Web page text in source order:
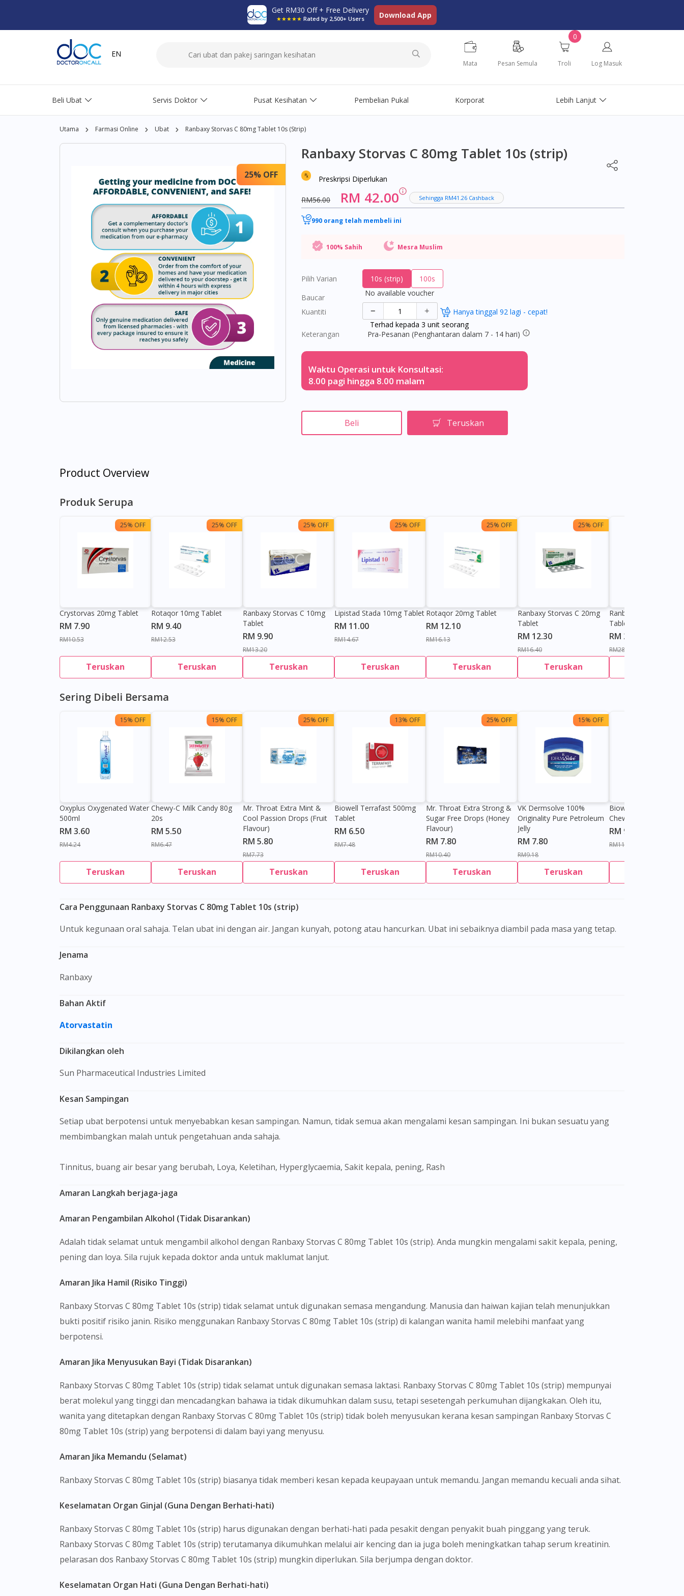
You are currently on DoctorOnCall.com.my, our Malaysian site.
DoctorOnCall Singapore
?
Get RM30 Off + Free Delivery
★★★★★ Rated by 2,500+ Users Download App
EN
Mata Pesan Semula
0
Troli Log Masuk
Beli Ubat Servis Doktor Pusat Kesihatan Pembelian Pukal Korporat Lebih Lanjut
Utama Farmasi Online Ubat Ranbaxy Storvas C 80mg Tablet 10s (strip)
25% OFF
Ranbaxy Storvas C 80mg Tablet 10s (strip)
Preskripsi Diperlukan
RM56.00 RM 42.00 Sehingga RM41.26 Cashback
990 orang telah membeli ini
100% Sahih Mesra Muslim
Pilih Varian 10s (strip)
100s
Baucar
No available voucher
Kuantiti
Hanya tinggal 92 lagi - cepat!
Terhad kepada 3 unit seorang
Keterangan
Pra-Pesanan (Penghantaran dalam 7 - 14 hari)
Waktu Operasi untuk Konsultasi:
8.00 pagi hingga 8.00 malam
Beli Teruskan
Product Overview
Produk Serupa
25% OFF
Crystorvas 20mg Tablet
RM 7.90
RM10.53
Teruskan
25% OFF
Rotaqor 10mg Tablet
RM 9.40
RM12.53
Teruskan
25% OFF
Ranbaxy Storvas C 10mg
Tablet
RM 9.90
RM13.20
Teruskan
25% OFF
Lipistad Stada 10mg Tablet
RM 11.00
RM14.67
Teruskan
25% OFF
Rotaqor 20mg Tablet
RM 12.10
RM16.13
Teruskan
25% OFF
Ranbaxy Storvas C 20mg
Tablet
RM 12.30
RM16.40
Teruskan
Ranbaxy Storvas C
Tablet
RM 21.50
RM28.67
Sering Dibeli Bersama
15% OFF
Oxyplus Oxygenated Water
500ml
RM 3.60
RM4.24
Teruskan
15% OFF
Chewy-C Milk Candy 80g
20s
RM 5.50
RM6.47
Teruskan
25% OFF
Mr. Throat Extra Mint &
Cool Passion Drops (Fruit
Flavour)
RM 5.80
RM7.73
Teruskan
13% OFF
Biowell Terrafast 500mg
Tablet
RM 6.50
RM7.48
Teruskan
25% OFF
Mr. Throat Extra Strong &
Sugar Free Drops (Honey
Flavour)
RM 7.80
RM10.40
Teruskan
15% OFF
VK Dermsolve 100%
Originality Pure Petroleum
Jelly
RM 7.80
RM9.18
Teruskan
Biowell Zeero 200mg
Chewable Tablet
RM 9.80
RM11.27
Cara Penggunaan Ranbaxy Storvas C 80mg Tablet 10s (strip)
Untuk kegunaan oral sahaja. Telan ubat ini dengan air. Jangan kunyah, potong atau hancurkan. Ubat ini sebaiknya diambil pada masa yang tetap.
Jenama
Ranbaxy
Bahan Aktif
Atorvastatin
Dikilangkan oleh
Sun Pharmaceutical Industries Limited
Kesan Sampingan
Setiap ubat berpotensi untuk menyebabkan kesan sampingan. Namun, tidak semua akan mengalami kesan sampingan. Ini bukan sesuatu yang
membimbangkan malah untuk pengetahuan anda sahaja.
Tinnitus, buang air besar yang berubah, Loya, Keletihan, Hyperglycaemia, Sakit kepala, pening, Rash
Amaran Langkah berjaga-jaga
Amaran Pengambilan Alkohol (Tidak Disarankan)
Adalah tidak selamat untuk mengambil alkohol dengan Ranbaxy Storvas C 80mg Tablet 10s (strip). Anda mungkin mengalami sakit kepala, pening,
pening dan loya. Sila rujuk kepada doktor anda untuk maklumat lanjut.
Amaran Jika Hamil (Risiko Tinggi)
Ranbaxy Storvas C 80mg Tablet 10s (strip) tidak selamat untuk digunakan semasa mengandung. Manusia dan haiwan kajian telah menunjukkan
bukti positif risiko janin. Risiko menggunakan Ranbaxy Storvas C 80mg Tablet 10s (strip) di kalangan wanita hamil melebihi manfaat yang
berpotensi.
Amaran Jika Menyusukan Bayi (Tidak Disarankan)
Ranbaxy Storvas C 80mg Tablet 10s (strip) tidak selamat untuk digunakan semasa laktasi. Ranbaxy Storvas C 80mg Tablet 10s (strip) mempunyai
berat molekul yang tinggi dan mencadangkan bahawa ia tidak dikumuhkan dalam susu, tetapi sesetengah perkumuhan dijangkakan. Oleh itu,
wanita yang ditetapkan dengan Ranbaxy Storvas C 80mg Tablet 10s (strip) tidak boleh menyusukan kerana kesan sampingan Ranbaxy Storvas C
80mg Tablet 10s (strip) yang berpotensi di dalam bayi yang menyusu.
Amaran Jika Memandu (Selamat)
Ranbaxy Storvas C 80mg Tablet 10s (strip) biasanya tidak memberi kesan kepada keupayaan untuk memandu. Jangan memandu kecuali anda sihat.
Keselamatan Organ Ginjal (Guna Dengan Berhati-hati)
Ranbaxy Storvas C 80mg Tablet 10s (strip) harus digunakan dengan berhati-hati pada pesakit dengan penyakit buah pinggang yang teruk.
Ranbaxy Storvas C 80mg Tablet 10s (strip) terutamanya dikumuhkan melalui air kencing dan ia juga boleh meningkatkan tahap serum kreatinin.
pelarasan dos Ranbaxy Storvas C 80mg Tablet 10s (strip) mungkin diperlukan. Sila berjumpa dengan doktor.
Keselamatan Organ Hati (Guna Dengan Berhati-hati)